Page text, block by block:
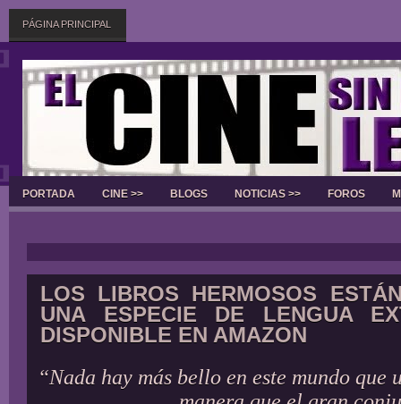
PÁGINA PRINCIPAL
PORTADA CINE >> BLOGS NOTICIAS >> FOROS
LOS LIBROS HERMOSOS
UNA ESPECIE DE LENGUA
DISPONIBLE EN AMAZON
“Nada hay más bello en este mundo que